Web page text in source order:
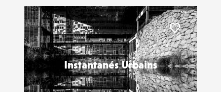
Instantanés Urbains
Liker